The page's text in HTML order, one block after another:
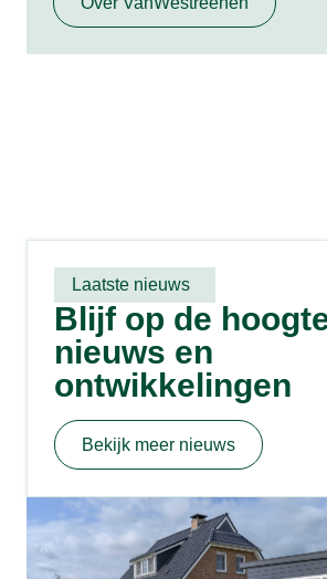
Laatste nieuws
Blijf op de
nieuws en
ontwikkelingen
Bekijk meer nieuws